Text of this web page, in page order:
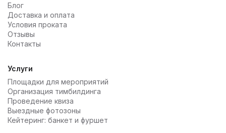
Блог
Доставка и оплата
Условия проката
Отзывы
Контакты
Услуги
Площадки для мероприятий
Организация тимбилдинга
Проведение квиза
Выездные фотозоны
Кейтеринг: банкет и фуршет